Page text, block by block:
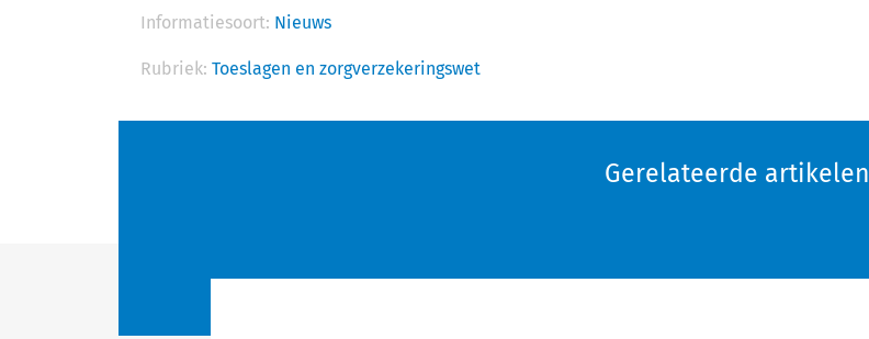
Informatiesoort: Nieuws
Rubriek: Toeslagen en zorgverzekeringswet
Gerelateerde artikelen